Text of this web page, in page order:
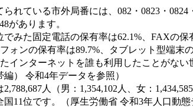
れている市外局番には、082・0823・0824
があります。
でみた固定電話の保有率は62.1%、FAXの
ォンの保有率は89.7%、タブレット型端末
インターネットを誰も利用したことがない
） 令和4年データを参照）
人（男：1,354,102人、女：
国11位です。（厚生労働省 令和3年人口動態